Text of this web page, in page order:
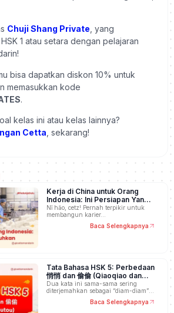
Chuji Shang Private, yang
1 atau setara dengan pelajaran
bisa dapatkan diskon 10% untuk
memasukkan kode
.
kelas ini atau kelas lainnya?
Cetta , sekarang!
Kerja di China untuk Orang
Indonesia: Ini Persiapan Yang
Dibutuhkan
Nǐ hǎo, cetz! Pernah terpikir untuk
membangun karier…
Baca Selengkapnya
Tata Bahasa HSK 5: Perbedaan
悄悄 dan 偷偷 (Qiaoqiao dan
Toutou)
Dua kata ini sama-sama sering
diterjemahkan sebagai “diam-diam”,
Baca Selengkapnya